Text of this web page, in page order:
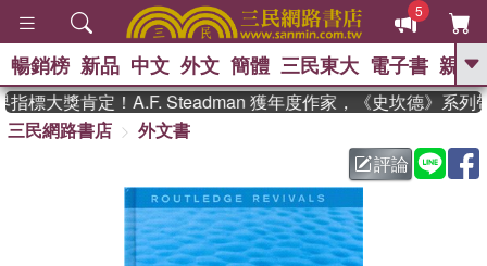
5
GO
父親節 、 花開錦
方念華 、 台灣的
李登輝時代 、 數學女孩：黎曼猜想
、 偉大的迷走神經 、
群喵 、 臺灣漫遊錄
暢銷榜 新品 中文 外文 簡體 三民東大 電子書 親子
標大獎肯定！A.F. Steadman 獲年度作家，《史坎德》系列帶
三民網路書店
外文書
評論